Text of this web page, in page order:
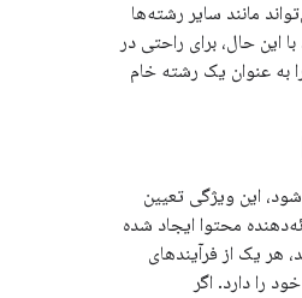
مانند سایر رشته‌ها
این حال، برای راحتی در
به عنوان یک رشته خام
شود، این ویژگی تعیین
محتوا ایجاد شده
هر یک از فرآیندهای
را دارد. اگر